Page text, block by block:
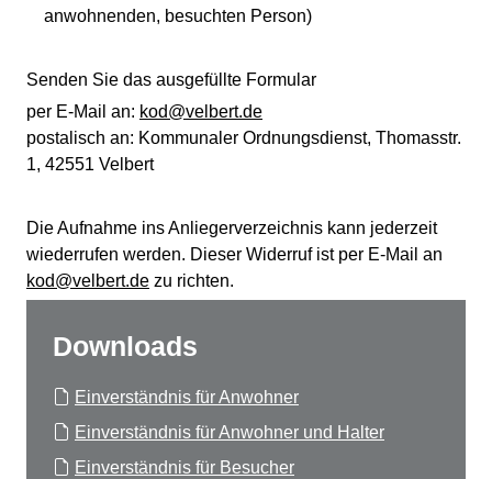
anwohnenden, besuchten Person)
Senden Sie das ausgefüllte Formular
per E-Mail an: kod@velbert.de
postalisch an: Kommunaler Ordnungsdienst, Thomasstr.
1, 42551 Velbert
Die Aufnahme ins Anliegerverzeichnis kann jederzeit
wiederrufen werden. Dieser Widerruf ist per E-Mail an
kod@velbert.de zu richten.
Downloads
Einverständnis für Anwohner
Einverständnis für Anwohner und Halter
Einverständnis für Besucher